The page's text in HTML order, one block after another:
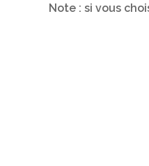
Note : si vous